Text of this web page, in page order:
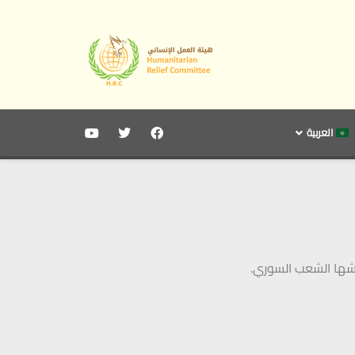
العربية
الشعب السوري.